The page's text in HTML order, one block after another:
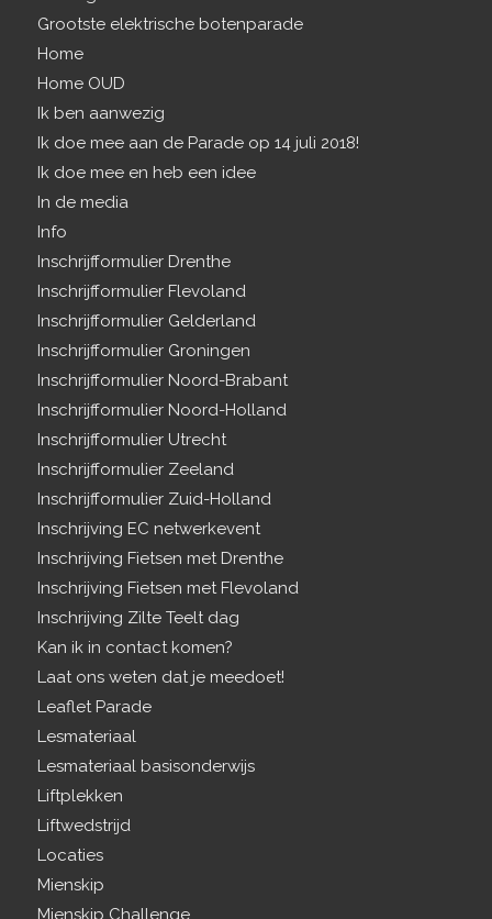
Grootste elektrische botenparade
Home
Home OUD
Ik ben aanwezig
Ik doe mee aan de Parade op 14 juli 2018!
Ik doe mee en heb een idee
In de media
Info
Inschrijfformulier Drenthe
Inschrijfformulier Flevoland
Inschrijfformulier Gelderland
Inschrijfformulier Groningen
Inschrijfformulier Noord-Brabant
Inschrijfformulier Noord-Holland
Inschrijfformulier Utrecht
Inschrijfformulier Zeeland
Inschrijfformulier Zuid-Holland
Inschrijving EC netwerkevent
Inschrijving Fietsen met Drenthe
Inschrijving Fietsen met Flevoland
Inschrijving Zilte Teelt dag
Kan ik in contact komen?
Laat ons weten dat je meedoet!
Leaflet Parade
Lesmateriaal
Lesmateriaal basisonderwijs
Liftplekken
Liftwedstrijd
Locaties
Mienskip
Mienskip Challenge